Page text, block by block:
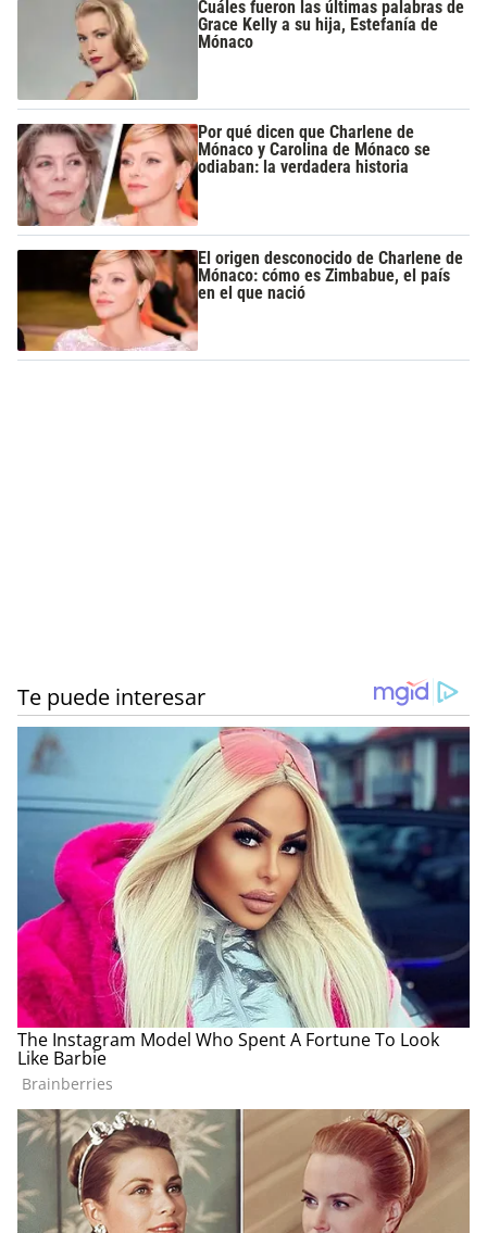
Cuáles fueron las últimas palabras de
Grace Kelly a su hija, Estefanía de
Mónaco
Por qué dicen que Charlene de
Mónaco y Carolina de Mónaco se
odiaban: la verdadera historia
El origen desconocido de Charlene de
Mónaco: cómo es Zimbabue, el país
en el que nació